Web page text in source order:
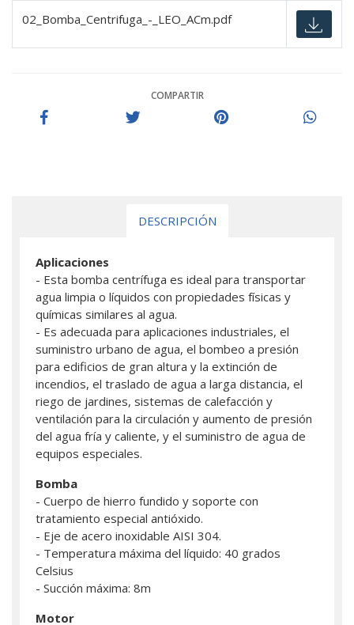
02_Bomba_Centrifuga_-_LEO_ACm.pdf
COMPARTIR
DESCRIPCIÓN
Aplicaciones
- Esta bomba centrífuga es ideal para transportar
agua limpia o líquidos con propiedades físicas y
químicas similares al agua.
- Es adecuada para aplicaciones industriales, el
suministro urbano de agua, el bombeo a presión
para edificios de gran altura y la extinción de
incendios, el traslado de agua a larga distancia, el
riego de jardines, sistemas de calefacción y
ventilación para la circulación y aumento de presión
del agua fría y caliente, y el suministro de agua de
equipos especiales.
Bomba
- Cuerpo de hierro fundido y soporte con
tratamiento especial antióxido.
- Eje de acero inoxidable AISI 304.
- Temperatura máxima del líquido: 40 grados
Celsius
- Succión máxima: 8m
Motor